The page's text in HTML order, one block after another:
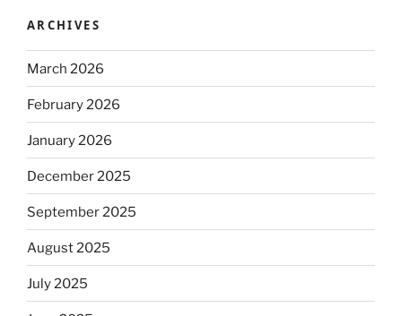
ARCHIVES
March 2026
February 2026
January 2026
December 2025
September 2025
August 2025
July 2025